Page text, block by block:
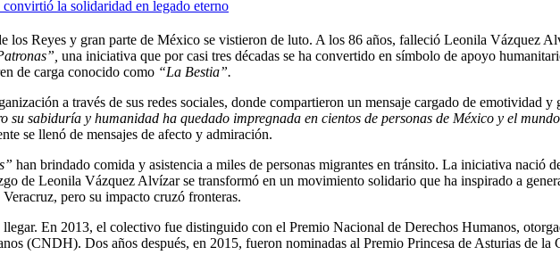
los Reyes y gran parte de México se vistieron de luto. A los 86 años, falleció Leonila Vázquez
una iniciativa que por casi tres décadas se ha convertido en símbolo de apoyo
de carga conocido como “La Bestia”.
a través de sus redes sociales, donde compartieron un mensaje cargado de emotividad y
su sabiduría y humanidad ha quedado impregnada en cientos de personas de México y el
se llenó de mensajes de afecto y admiración.
han brindado comida y asistencia a miles de personas migrantes en tránsito. La iniciativa nació
de Leonila Vázquez Alvízar se transformó en un movimiento solidario que ha inspirado a
pero su impacto cruzó fronteras.
En 2013, el colectivo fue distinguido con el Premio Nacional de Derechos Humanos,
(CNDH). Dos años después, en 2015, fueron nominadas al Premio Princesa de Asturias de la